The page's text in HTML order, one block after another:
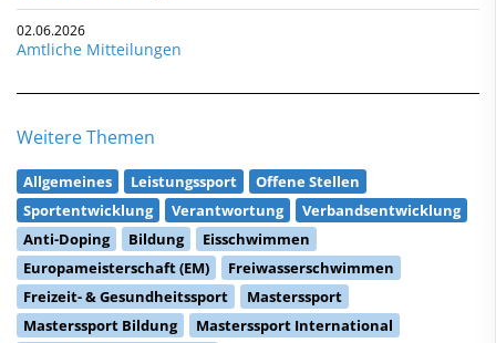
02.06.2026
Amtliche Mitteilungen
Weitere Themen
Allgemeines Leistungssport
Offene Stellen
Sportentwicklung
Verantwortung
Verbandsentwicklung
Anti-Doping
Bildung
Eisschwimmen
Europameisterschaft (EM)
Freiwasserschwimmen
Freizeit- & Gesundheitssport
Masterssport
Masterssport Bildung
Masterssport International